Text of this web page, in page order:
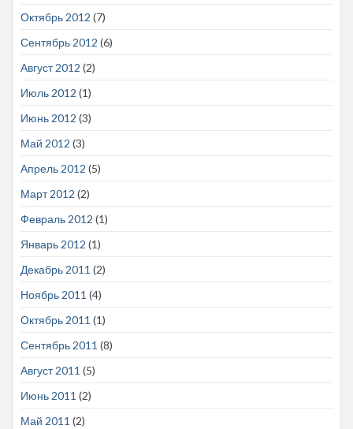
Октябрь 2012 (7)
Сентябрь 2012 (6)
Август 2012 (2)
Июль 2012 (1)
Июнь 2012 (3)
Май 2012 (3)
Апрель 2012 (5)
Март 2012 (2)
Февраль 2012 (1)
Январь 2012 (1)
Декабрь 2011 (2)
Ноябрь 2011 (4)
Октябрь 2011 (1)
Сентябрь 2011 (8)
Август 2011 (5)
Июнь 2011 (2)
Май 2011 (2)